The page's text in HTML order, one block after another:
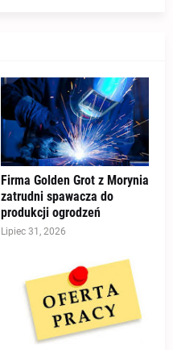
Firma Golden Grot z Morynia
zatrudni spawacza do
produkcji ogrodzeń
Lipiec 31, 2026